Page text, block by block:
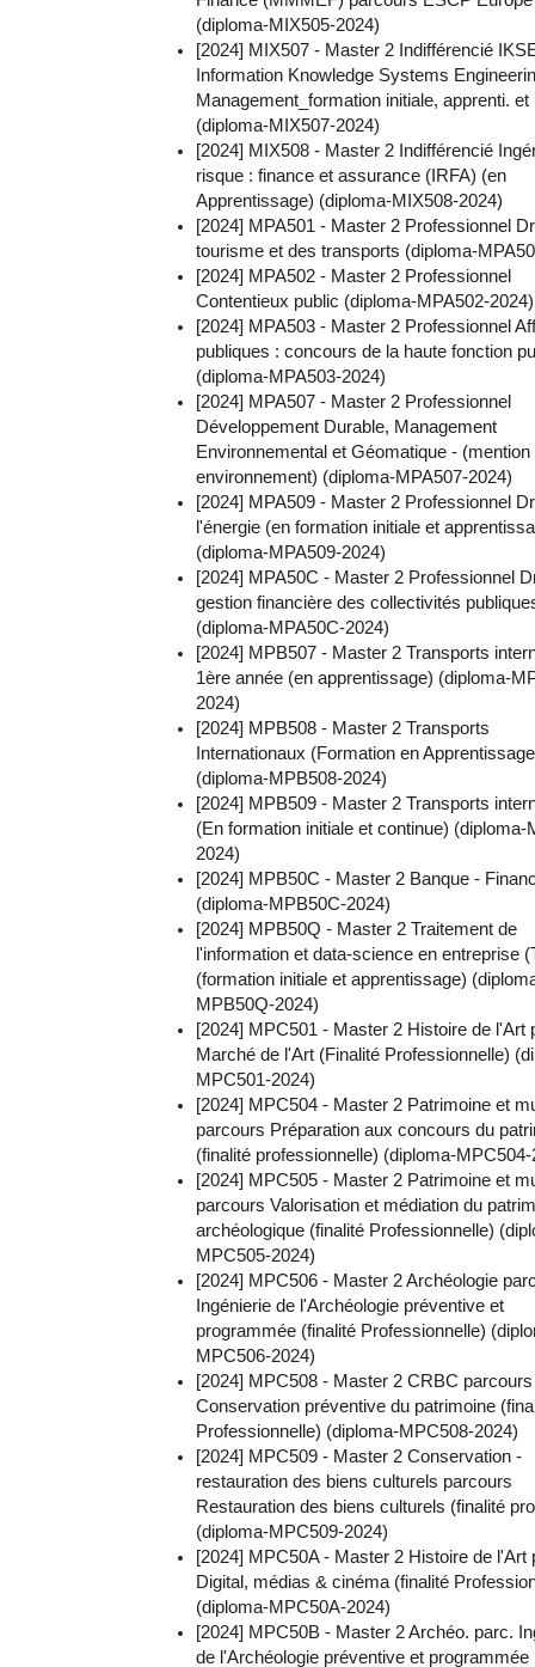
(diploma-MIX505-2024)
[2024] MIX507 - Master 2 Indifférencié
Information Knowledge Systems
Management_formation initiale, apprenti. et
(diploma-MIX507-2024)
[2024] MIX508 - Master 2 Indifférencié
risque : finance et assurance (IRFA) (en
Apprentissage) (diploma-MIX508-2024)
[2024] MPA501 - Master 2 Professionnel
tourisme et des transports (diploma-
[2024] MPA502 - Master 2 Professionnel
Contentieux public (diploma-MPA502-2024)
[2024] MPA503 - Master 2 Professionnel
publiques : concours de la haute fonction
(diploma-MPA503-2024)
[2024] MPA507 - Master 2 Professionnel
Développement Durable, Management
Environnemental et Géomatique - (mention
environnement) (diploma-MPA507-2024)
[2024] MPA509 - Master 2 Professionnel
l'énergie (en formation initiale et
(diploma-MPA509-2024)
[2024] MPA50C - Master 2 Professionnel
gestion financière des collectivités
(diploma-MPA50C-2024)
[2024] MPB507 - Master 2 Transports
1ère année (en apprentissage) (diploma-
2024)
[2024] MPB508 - Master 2 Transports
Internationaux (Formation en
(diploma-MPB508-2024)
[2024] MPB509 - Master 2 Transports
(En formation initiale et continue) (diploma-
2024)
[2024] MPB50C - Master 2 Banque -
(diploma-MPB50C-2024)
[2024] MPB50Q - Master 2 Traitement de
l'information et data-science en entreprise
(formation initiale et apprentissage)
MPB50Q-2024)
[2024] MPC501 - Master 2 Histoire de l'Art
Marché de l'Art (Finalité Professionnelle)
MPC501-2024)
[2024] MPC504 - Master 2 Patrimoine et
parcours Préparation aux concours du
(finalité professionnelle) (diploma-MPC504-
[2024] MPC505 - Master 2 Patrimoine et
parcours Valorisation et médiation du
archéologique (finalité Professionnelle)
MPC505-2024)
[2024] MPC506 - Master 2 Archéologie
Ingénierie de l'Archéologie préventive et
programmée (finalité Professionnelle)
MPC506-2024)
[2024] MPC508 - Master 2 CRBC parcours
Conservation préventive du patrimoine
Professionnelle) (diploma-MPC508-2024)
[2024] MPC509 - Master 2 Conservation -
restauration des biens culturels parcours
Restauration des biens culturels (finalité
(diploma-MPC509-2024)
[2024] MPC50A - Master 2 Histoire de l'Art
Digital, médias & cinéma (finalité
(diploma-MPC50A-2024)
[2024] MPC50B - Master 2 Archéo. parc.
de l'Archéologie préventive et programmée